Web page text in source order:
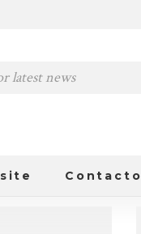
Contacto